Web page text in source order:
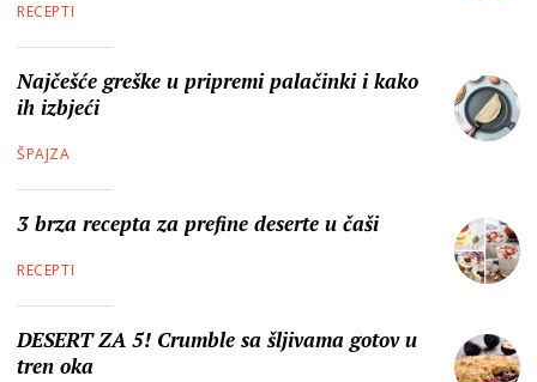
RECEPTI
Najčešće greške u pripremi palačinki i kako
ih izbjeći
ŠPAJZA
3 brza recepta za prefine deserte u čaši
RECEPTI
DESERT ZA 5! Crumble sa šljivama gotov u
tren oka